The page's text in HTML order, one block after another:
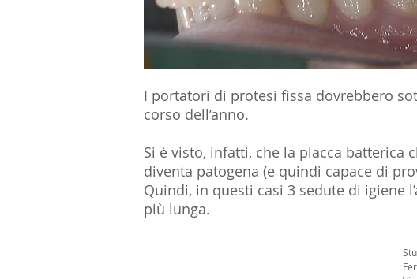
I portatori di protesi fissa dovrebbero
corso dell’anno.
Si è visto, infatti, che la placca batterica
diventa patogena (e quindi capace di
Quindi, in questi casi 3 sedute di igiene
più lunga.